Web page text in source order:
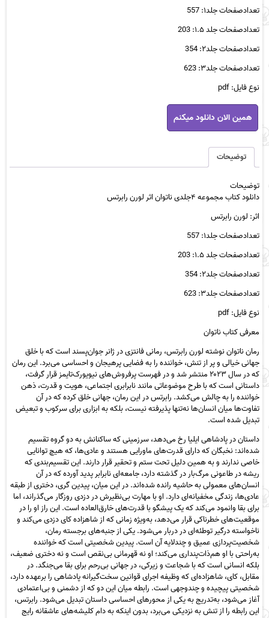
تعدادصفحات جلد۱: 557
تعدادصفحات جلد ۱.۵: 203
تعدادصفحات جلد۲: 354
تعدادصفحات جلد۳: 623
نوع فایل: pdf
دانلود
کتاب
مجموعه
ناتوان
اثر
رابرتس
عدد
همین الان دانلود میکنم
توضیحات
توضیحات
دانلود کتاب مجموعه ۴جلدی ناتوان اثر لورن رابرتس
اثر: لورن رابرتس
تعدادصفحات جلد۱: 557
تعدادصفحات جلد ۱.۵: 203
تعدادصفحات جلد۲: 354
تعدادصفحات جلد۳: 623
نوع فایل: pdf
معرفی کتاب ناتوان
رمان ناتوان نوشته لورن رابرتس، رمانی فانتزی در ژانر جوان‌پسند است که با خلق
جهانی خیالی و پر از تنش، خواننده را به فضایی پرهیجان و احساسی می‌برد. این رمان
که در سال ۲۰۲۳ منتشر شد و در فهرست پرفروش‌های نیویورک‌تایمز قرار گرفت،
داستانی است که با طرح موضوعاتی مانند نابرابری اجتماعی، هویت و قدرت، ذهن
خواننده را به چالش می‌کشد. رابرتس در این رمان، جهانی خلق کرده که در آن
تفاوت‌ها میان انسان‌ها نه‌تنها پذیرفته نیست، بلکه به ابزاری برای سرکوب و تبعیض
تبدیل شده است.
داستان در پادشاهی ایلیا رخ می‌دهد، سرزمینی که ساکنانش به دو گروه تقسیم
شده‌اند: نخبگان که دارای قدرت‌های ماورایی هستند و عادی‌ها، که هیچ توانایی
خاصی ندارند و به همین دلیل تحت ستم و تحقیر قرار دارند. این تقسیم‌بندی که
ریشه در طاعونی مرگ‌بار در گذشته دارد، جامعه‌ای نابرابر پدید آورده که در آن
انسان‌های معمولی به حاشیه رانده شده‌اند. در این میان، پیدین گری، دختری از طبقه
عادی‌ها، زندگی مخفیانه‌ای دارد. او با مهارت بی‌نظیرش در دزدی روزگار می‌گذراند، اما
برای بقا وانمود می‌کند که یک پیشگو با قدرت‌های خارق‌العاده است. این راز او را در
موقعیت‌های خطرناکی قرار می‌دهد، به‌ویژه زمانی که از شاهزاده کای دزدی می‌کند و
ناخواسته درگیر توطئه‌ای در دربار می‌شود. یکی از جنبه‌های برجسته رمان،
شخصیت‌پردازی عمیق و چندلایه آن است. پیدین شخصیتی است که خواننده
به‌راحتی با او هم‌ذات‌پنداری می‌کند؛ او نه قهرمانی بی‌نقص است و نه دختری ضعیف،
بلکه انسانی است که با شجاعت و زیرکی، در جهانی بی‌رحم برای بقا می‌جنگد. در
مقابل، کای، شاهزاده‌ای که وظیفه اجرای قوانین سخت‌گیرانه پادشاهی را برعهده دارد،
شخصیتی پیچیده و چندوجهی است. رابطه میان این دو که از دشمنی و بی‌اعتمادی
آغاز می‌شود، به‌تدریج به یکی از محورهای احساسی داستان تبدیل می‌شود. رابرتس،
این رابطه را از تنش به نزدیکی می‌برد، بدون اینکه به دام کلیشه‌های عاشقانه رایج